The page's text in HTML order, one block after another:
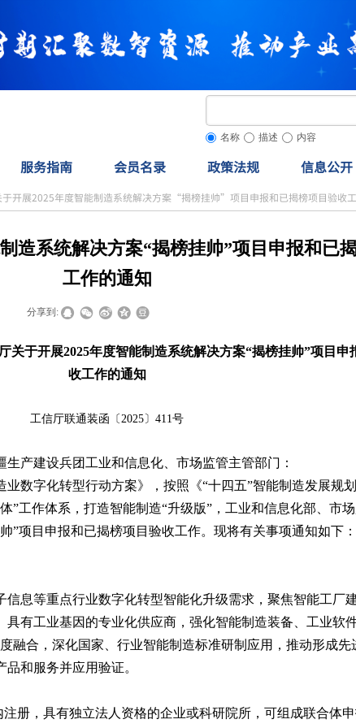
名称 描述 内容
服务指南 会员名录 政策法规 信息公开
于开展2025年度智能制造系统解决方案“揭榜挂帅”项目申报和已揭榜项目验收
造系统解决方案“揭榜挂帅”项目申报和已
工作的通知
分享到:
关于开展2025年度智能制造系统解决方案“揭榜挂帅”项目申
收工作的通知
工信厅联通装函〔2025〕411号
产建设兵团工业和信息化、市场监管主管部门：
数字化转型行动方案》，按照《“十四五”智能制造发展规
”工作体系，打造智能制造“升级版”，工业和信息化部、市
”项目申报和已揭榜项目验收工作。现将有关事项通知如下：
息等重点行业数字化转型智能化升级需求，聚焦智能工厂
有工业基因的专业化供应商，强化智能制造装备、工业软
融合，深化国家、行业智能制造标准研制应用，推动形成先
和服务并应用验证。
册，具有独立法人资格的企业或科研院所，可组成联合体